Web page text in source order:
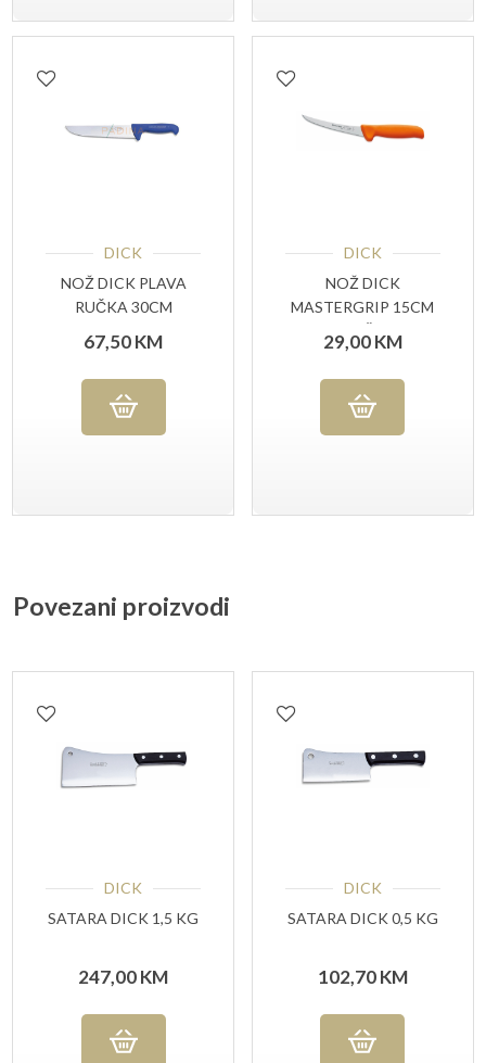
DICK
NOŽ DICK PLAVA
RUČKA 30CM
67,50KM
DICK
NOŽ DICK
MASTERGRIP 15CM
RUČKA
29,00KM
Povezani proizvodi
DICK
SATARA DICK 1,5 KG
247,00KM
DICK
SATARA DICK 0,5 KG
102,70KM